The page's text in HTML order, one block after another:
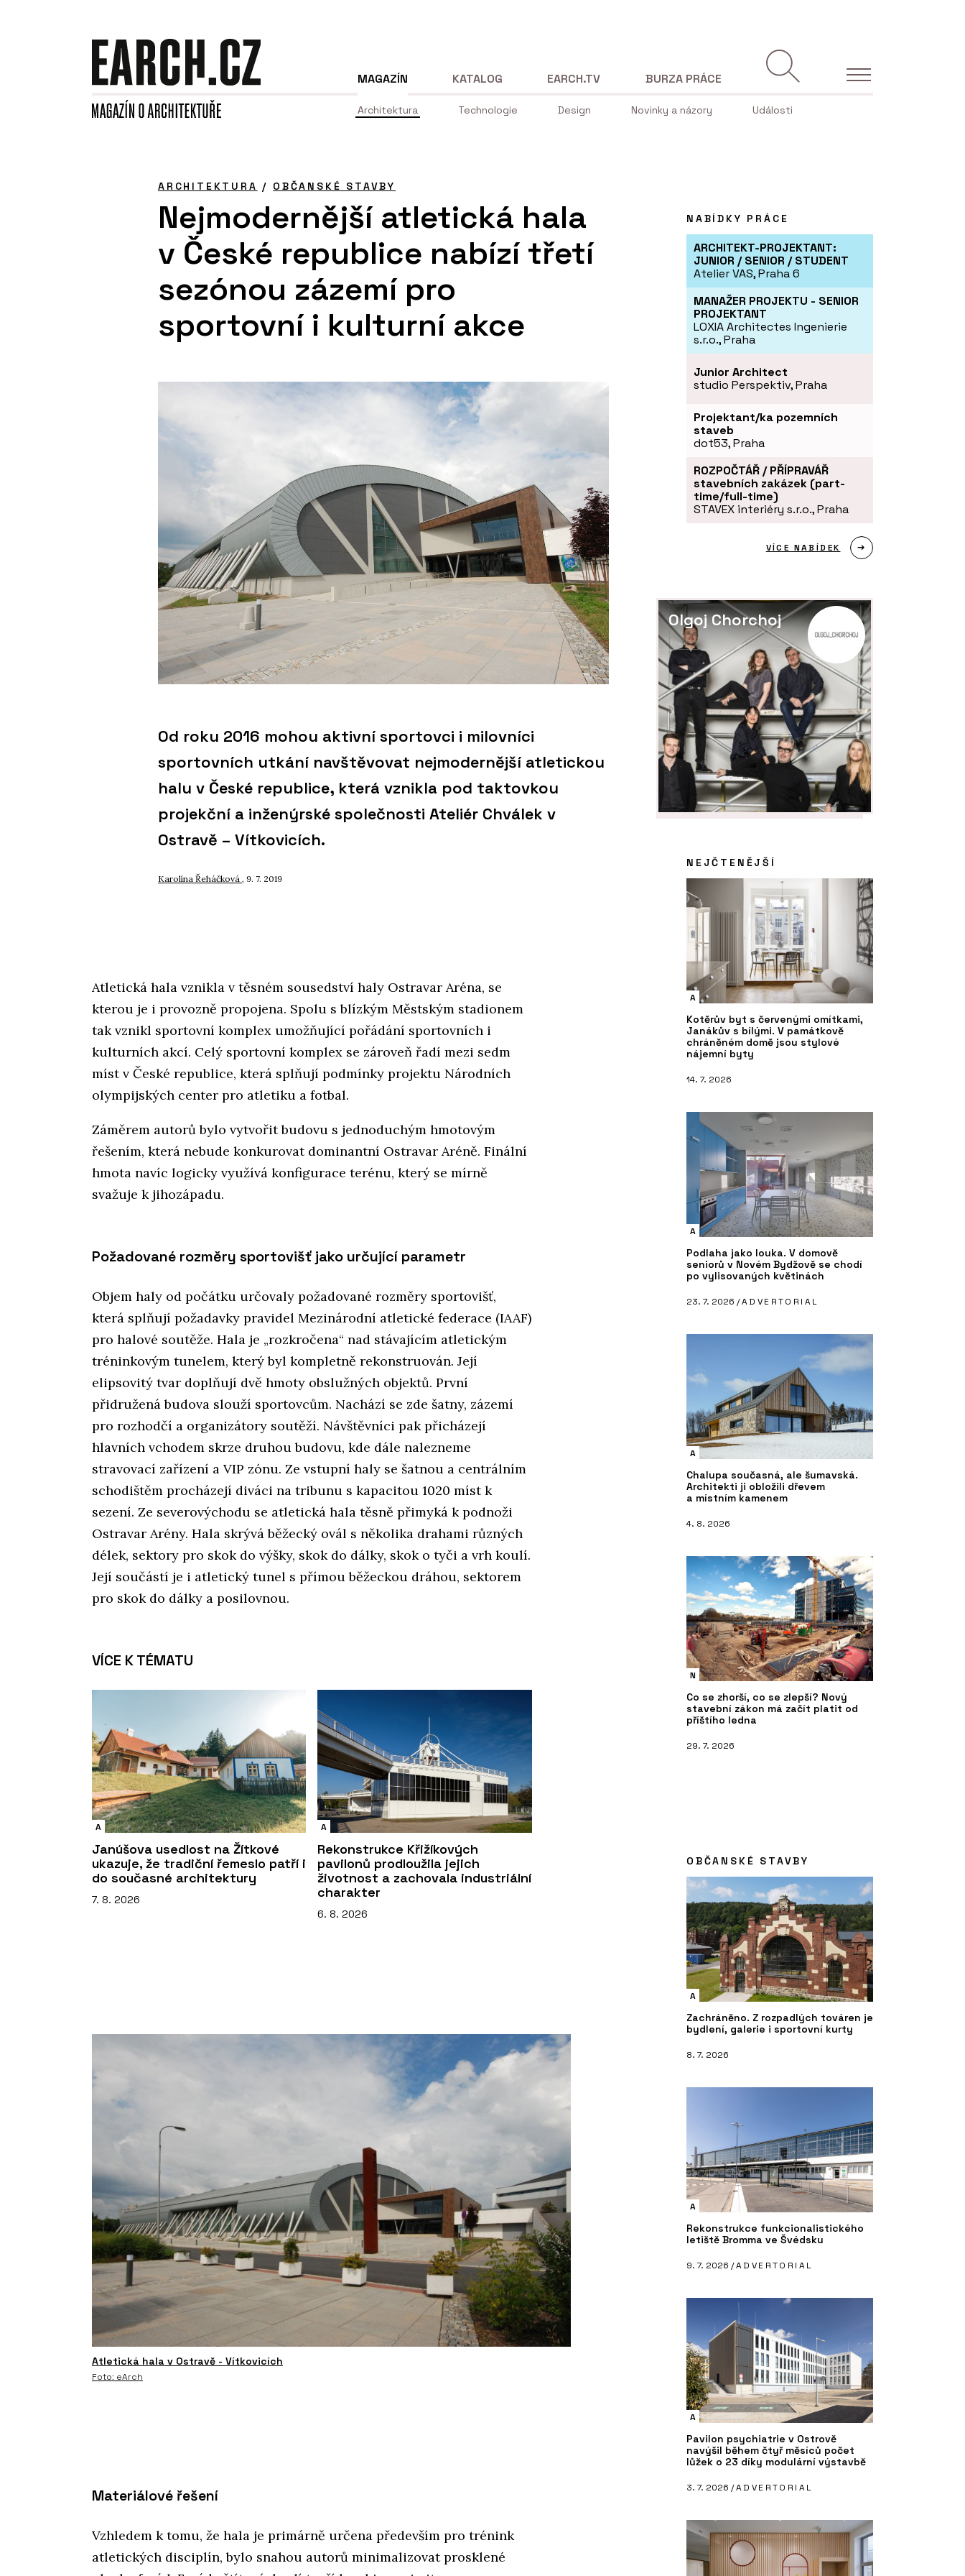
MAGAZÍN
Architektura Technologie Design Novinky a názory Události
KATALOG EARCH.TV BURZA PRÁCE
ARCHITEKTURA / OBČANSKÉ STAVBY
Nejmodernější atletická hala
v České republice nabízí třetí
sezónou zázemí pro
sportovní i kulturní akce
Od roku 2016 mohou aktivní sportovci i milovníci
sportovních utkání navštěvovat nejmodernější atletickou
halu v České republice, která vznikla pod taktovkou
projekční a inženýrské společnosti Ateliér Chválek v
Ostravě – Vítkovicích.
Karolína Řeháčková , 9. 7. 2019
Atletická hala vznikla v těsném sousedství haly Ostravar Aréna, se
kterou je i provozně propojena. Spolu s blízkým Městským stadionem
tak vznikl sportovní komplex umožňující pořádání sportovních i
kulturních akcí. Celý sportovní komplex se zároveň řadí mezi sedm
míst v České republice, která splňují podmínky projektu Národních
olympijských center pro atletiku a fotbal.
Záměrem autorů bylo vytvořit budovu s jednoduchým hmotovým
řešením, která nebude konkurovat dominantní Ostravar Aréně. Finální
hmota navíc logicky využívá konfigurace terénu, který se mírně
svažuje k jihozápadu.
Požadované rozměry sportovišť jako určující parametr
Objem haly od počátku určovaly požadované rozměry sportovišť,
která splňují požadavky pravidel Mezinárodní atletické federace (IAAF)
pro halové soutěže. Hala je „rozkročena“ nad stávajícím atletickým
tréninkovým tunelem, který byl kompletně rekonstruován. Její
elipsovitý tvar doplňují dvě hmoty obslužných objektů. První
přidružená budova slouží sportovcům. Nachází se zde šatny, zázemí
pro rozhodčí a organizátory soutěží. Návštěvníci pak přicházejí
hlavních vchodem skrze druhou budovu, kde dále nalezneme
stravovací zařízení a VIP zónu. Ze vstupní haly se šatnou a centrálním
schodištěm procházejí diváci na tribunu s kapacitou 1020 míst k
sezení. Ze severovýchodu se atletická hala těsně přimyká k podnoži
Ostravar Arény. Hala skrývá běžecký ovál s několika drahami různých
délek, sektory pro skok do výšky, skok do dálky, skok o tyči a vrh koulí.
Její součástí je i atletický tunel s přímou běžeckou dráhou, sektorem
pro skok do dálky a posilovnou.
VÍCE K TÉMATU
A
Janúšova usedlost na Žítkové
ukazuje, že tradiční řemeslo patří i
do současné architektury
7. 8. 2026
A
Rekonstrukce Křižíkových
pavilonů prodloužila jejich
životnost a zachovala industriální
charakter
6. 8. 2026
Atletická hala v Ostravě - Vítkovicích
Foto: eArch
Materiálové řešení
Vzhledem k tomu, že hala je primárně určena především pro trénink
atletických disciplín, bylo snahou autorů minimalizovat prosklené
NABÍDKY PRÁCE
ARCHITEKT-PROJEKTANT:
JUNIOR / SENIOR / STUDENT
Atelier VAS, Praha 6
MANAŽER PROJEKTU - SENIOR
PROJEKTANT
LOXIA Architectes Ingenierie
s.r.o., Praha
Junior Architect
studio Perspektiv, Praha
Projektant/ka pozemních
staveb
dot53, Praha
ROZPOČTÁŘ / PŘÍPRAVÁŘ
stavebních zakázek (part-
time/full-time)
STAVEX interiéry s.r.o., Praha
VÍCE NABÍDEK
Olgoj Chorchoj
NEJČTENĚJŠÍ
A
Kotěrův byt s červenými omítkami,
Janákův s bílými. V památkově
chráněném domě jsou stylové
nájemní byty
14. 7. 2026
A
Podlaha jako louka. V domově
seniorů v Novém Bydžově se chodí
po vylisovaných květinách
23. 7. 2026 /ADVERTORIAL
A
Chalupa současná, ale šumavská.
Architekti ji obložili dřevem
a místním kamenem
4. 8. 2026
N
Co se zhorší, co se zlepší? Nový
stavební zákon má začít platit od
příštího ledna
29. 7. 2026
OBČANSKÉ STAVBY
A
Zachráněno. Z rozpadlých továren je
bydlení, galerie i sportovní kurty
8. 7. 2026
A
Rekonstrukce funkcionalistického
letiště Bromma ve Švédsku
9. 7. 2026 /ADVERTORIAL
A
Pavilon psychiatrie v Ostrově
navýšil během čtyř měsíců počet
lůžek o 23 díky modulární výstavbě
3. 7. 2026 /ADVERTORIAL